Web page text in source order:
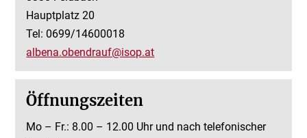
Hauptplatz 20
Tel: 0699/14600018
albena.obendrauf@isop.at
Öffnungszeiten
Mo – Fr.: 8.00 – 12.00 Uhr und nach telefonischer